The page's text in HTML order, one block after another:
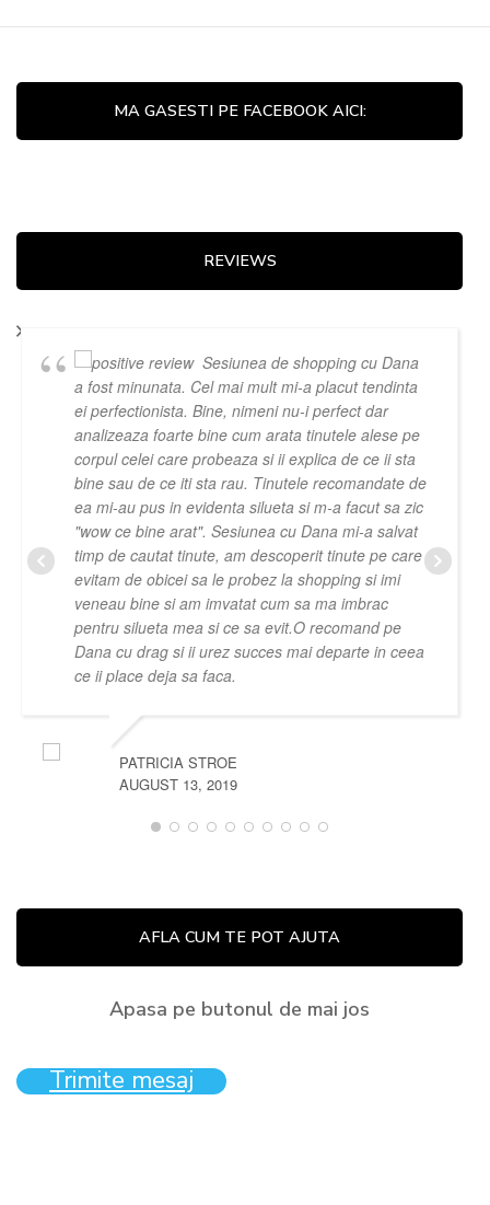
MA GASESTI PE FACEBOOK AICI:
REVIEWS
Sesiunea de shopping cu Dana
a fost minunata. Cel mai mult mi-a placut tendinta
ei perfectionista. Bine, nimeni nu-i perfect dar
analizeaza foarte bine cum arata tinutele alese pe
corpul celei care probeaza si ii explica de ce ii sta
bine sau de ce iti sta rau. Tinutele recomandate de
ea mi-au pus in evidenta silueta si m-a facut sa zic
"wow ce bine arat". Sesiunea cu Dana mi-a salvat
timp de cautat tinute, am descoperit tinute pe care
evitam de obicei sa le probez la shopping si imi
veneau bine si am imvatat cum sa ma imbrac
pentru silueta mea si ce sa evit.O recomand pe
Dana cu drag si ii urez succes mai departe in ceea
ce ii place deja sa faca.
PATRICIA STROE
AUGUST 13, 2019
AFLA CUM TE POT AJUTA
Apasa pe butonul de mai jos
Trimite mesaj